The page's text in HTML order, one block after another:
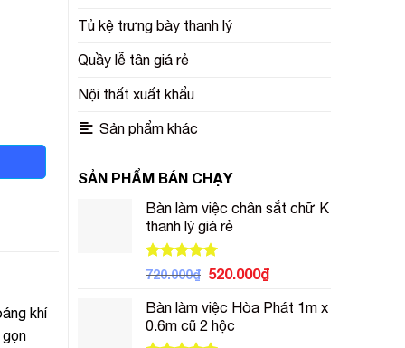
Tủ kệ trưng bày thanh lý
Quầy lễ tân giá rẻ
Nội thất xuất khẩu
Sản phẩm khác
SẢN PHẨM BÁN CHẠY
Bàn làm việc chân sắt chữ K
thanh lý giá rẻ
Được xếp
5.00
5 sao
720.000₫ Giá
là:
720.000₫.
520.000₫Giá
tại
Bàn làm việc Hòa Phát 1m x
0.6m cũ 2 hộc
khí